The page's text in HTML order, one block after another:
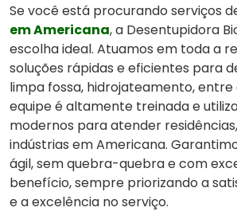
Se você está procurando serviços
em Americana, a Desentupidora
escolha ideal. Atuamos em toda a
soluções rápidas e eficientes para
limpa fossa, hidrojateamento, entre
equipe é altamente treinada e
modernos para atender
indústrias em Americana.
ágil, sem quebra-quebra e com
benefício, sempre priorizando a
e a excelência no serviço.